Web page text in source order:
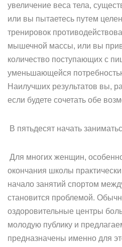
увеличение веса тела,
или вы пытаетесь путем
тренировок
мышечной массы, или вы
количество поступающих с
уменьшающейся
Наилучших результатов вы,
если будете сочетать обе
В пятьдесят начать
Для многих женщин,
окончания школы
начало занятий спортом
становится проблемой.
оздоровительные центры
молодую публику и
предназначены именно для